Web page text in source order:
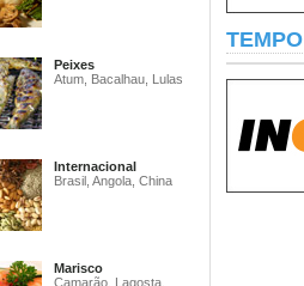
Peixes
Atum, Bacalhau, Lulas
Internacional
Brasil, Angola, China
Marisco
Camarão, Lagosta,
TEMPO